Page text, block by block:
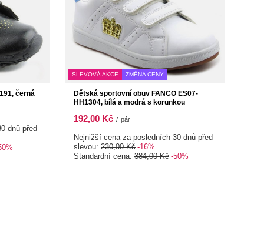
černá
dnů před
SLEVOVÁ AKCE ZMĚNA CENY
Dětská sportovní obuv FANCO ES07-
HH1304, bílá a modrá s korunkou
192,00 Kč / pár
Nejnižší cena za posledních 30 dnů před
slevou: 230,00 Kč -16%
Standardní cena: 384,00 Kč -50%